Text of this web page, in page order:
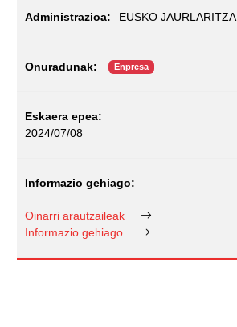
EUSKO JAURLARITZA
Enpresa
2024/07/08
Oinarri arautzaileak
Informazio gehiago